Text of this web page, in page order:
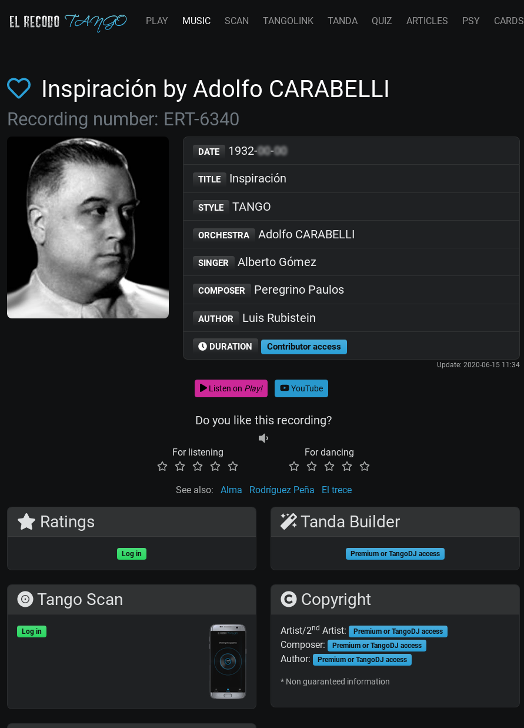
PLAY MUSIC SCAN TANGOLINK TANDA QUIZ ARTICLES PSY CARDS
Inspiración by Adolfo CARABELLI
Recording number: ERT-6340
DATE 1932-00-00
TITLE Inspiración
STYLE TANGO
ORCHESTRA Adolfo CARABELLI
SINGER Alberto Gómez
COMPOSER Peregrino Paulos
AUTHOR Luis Rubistein
DURATION Contributor access
Update: 2020-06-15 11:34
Listen on Play! YouTube
Do you like this recording?
For listening For dancing
See also: Alma Rodríguez Peña El trece
Ratings
Log in
Tango Scan
Log in
Tanda Builder
Premium or TangoDJ access
Copyright
Artist/2nd Artist: Premium or TangoDJ access
Composer: Premium or TangoDJ access
Author: Premium or TangoDJ access
* Non guaranteed information